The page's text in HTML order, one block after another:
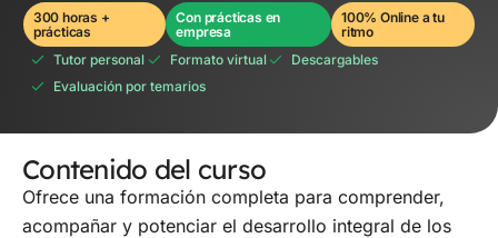
300 horas +
prácticas
Con prácticas en
empresa
100% Online a tu
ritmo
Tutor personal
Formato virtual
Descargables
Evaluación por temarios
Contenido del curso
Ofrece una formación completa para comprender,
acompañar y potenciar el desarrollo integral de los